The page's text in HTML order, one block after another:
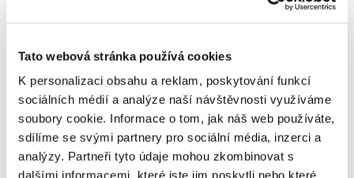
Tato webová stránka používá cookies
K personalizaci obsahu a reklam, poskytování funkcí
sociálních médií a analýze naší návštěvnosti využíváme
soubory cookie. Informace o tom, jak náš web používáte,
sdílíme se svými partnery pro sociální média, inzerci a
analýzy. Partneři tyto údaje mohou zkombinovat s
dalšími informacemi, které jste jim poskytli nebo které
Schválení žádosti – Po odeslání žádosti probíhá
rychlý a žádost bývá schválena během několika
Převzetí hotovosti – Po schválení žádosti se
domluvíte na místě a způsobu předání
hotovosti. Může to být na pobočce
zprostředkovatele nebo v případě některých
zprostředkovatelů i přímo u vás doma.